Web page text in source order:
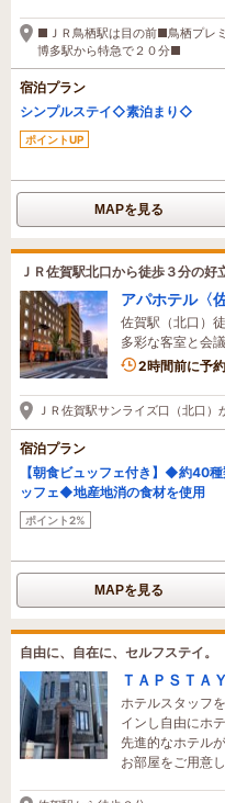
1時間前に予
■ＪＲ鳥栖駅は目の前■鳥栖プレ
博多駅から特急で２０分■
宿泊プラン
シンプルステイ◇素泊まり◇
ポイントUP
MAPを見る
ＪＲ佐賀駅北口から徒歩３分の好
アパホテル〈
佐賀駅（北口）
多彩な客室と会
2時間前に予
ＪＲ佐賀駅サンライズ口（北口）
宿泊プラン
【朝食ビュッフェ付き】◆約40
ッフェ◆地産地消の食材を使用
ポイント2%
MAPを見る
自由に、自在に、セルフステイ。
ＴＡＰＳＴＡ
ホテルスタッフ
インし自由にホ
先進的なホテル
お部屋をご用意